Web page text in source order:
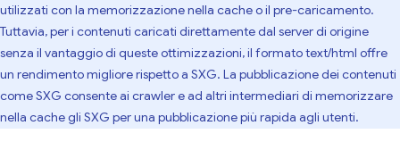
utilizzati con la memorizzazione nella cache o il pre-caricamento.
Tuttavia, per i contenuti caricati direttamente dal server di origine
senza il vantaggio di queste ottimizzazioni, il formato text/html offre
un rendimento migliore rispetto a SXG. La pubblicazione dei contenuti
come SXG consente ai crawler e ad altri intermediari di memorizzare
nella cache gli SXG per una pubblicazione più rapida agli utenti.